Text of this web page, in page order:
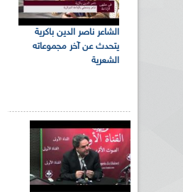
الشاعر ناصر الدين باكرية
يتحدث عن آخر مجموعاته
الشعرية